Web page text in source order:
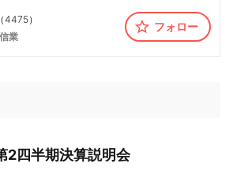
（4475）
業
フォロー
2四半期決算説明会